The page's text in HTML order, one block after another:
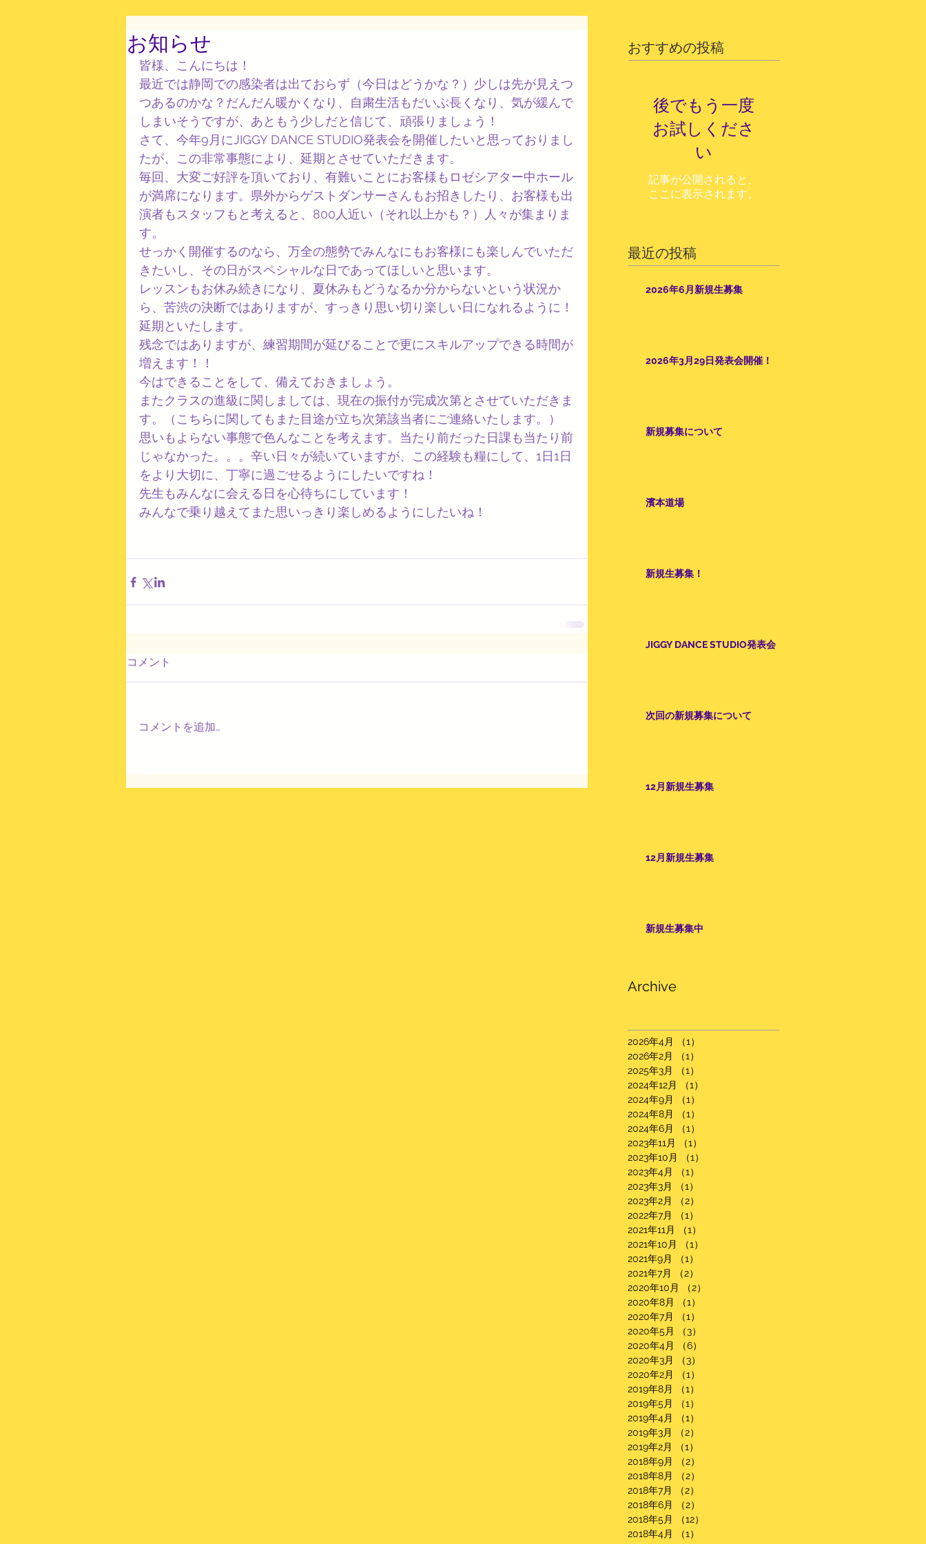
お知らせ
皆様、こんにちは！
最近では静岡での感染者は出ておらず（今日はどうかな？）少しは先が見えつ
つあるのかな？だんだん暖かくなり、自粛生活もだいぶ長くなり、気が緩んで
しまいそうですが、あともう少しだと信じて、頑張りましょう！
さて、今年9月にJIGGY DANCE STUDIO発表会を開催したいと思っておりまし
たが、この非常事態により、延期とさせていただきます。
毎回、大変ご好評を頂いており、有難いことにお客様もロゼシアター中ホール
が満席になります。県外からゲストダンサーさんもお招きしたり、お客様も出
演者もスタッフもと考えると、800人近い（それ以上かも？）人々が集まりま
す。
せっかく開催するのなら、万全の態勢でみんなにもお客様にも楽しんでいただ
きたいし、その日がスペシャルな日であってほしいと思います。
レッスンもお休み続きになり、夏休みもどうなるか分からないという状況か
ら、苦渋の決断ではありますが、すっきり思い切り楽しい日になれるように！
延期といたします。
残念ではありますが、練習期間が延びることで更にスキルアップできる時間が
増えます！！
今はできることをして、備えておきましょう。
またクラスの進級に関しましては、現在の振付が完成次第とさせていただきま
す。（こちらに関してもまた目途が立ち次第該当者にご連絡いたします。）
思いもよらない事態で色んなことを考えます。当たり前だった日課も当たり前
じゃなかった。。。辛い日々が続いていますが、この経験も糧にして、1日1日
をより大切に、丁寧に過ごせるようにしたいですね！
先生もみんなに会える日を心待ちにしています！
みんなで乗り越えてまた思いっきり楽しめるようにしたいね！
コメント
コメントを追加…
おすすめの投稿
後でもう一度
お試しくださ
い
記事が公開されると、
ここに表示されます。
最近の投稿
2026年6月新規生募集
2026年3月29日発表会開催！
新規募集について
濱本道場
新規生募集！
JIGGY DANCE STUDIO発表会
次回の新規募集について
12月新規生募集
12月新規生募集
新規生募集中
Archive
2026年4月 （1）
2026年2月
（1）
2025年3月
（1）
2024年12月
（1）
2024年9月
（1）
2024年8月
（1）
2024年6月
（1）
2023年11月
（1）
2023年10月
（1）
2023年4月
（1）
2023年3月
（1）
2023年2月
（2）
2022年7月
（1）
2021年11月
（1）
2021年10月
（1）
2021年9月
（1）
2021年7月
（2）
2020年10月
（2）
2020年8月
（1）
2020年7月
（1）
2020年5月
（3）
2020年4月
（6）
2020年3月
（3）
2020年2月
（1）
2019年8月
（1）
2019年5月
（1）
2019年4月
（1）
2019年3月
（2）
2019年2月
（1）
2018年9月
（2）
2018年8月
（2）
2018年7月
（2）
2018年6月
（2）
2018年5月
（12）
2018年4月
（1）